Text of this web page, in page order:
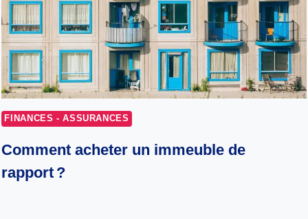
FINANCES - ASSURANCES
Comment acheter un immeuble de
rapport ?